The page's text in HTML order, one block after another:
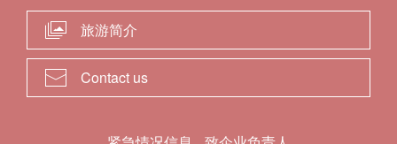
旅游简介
Contact us